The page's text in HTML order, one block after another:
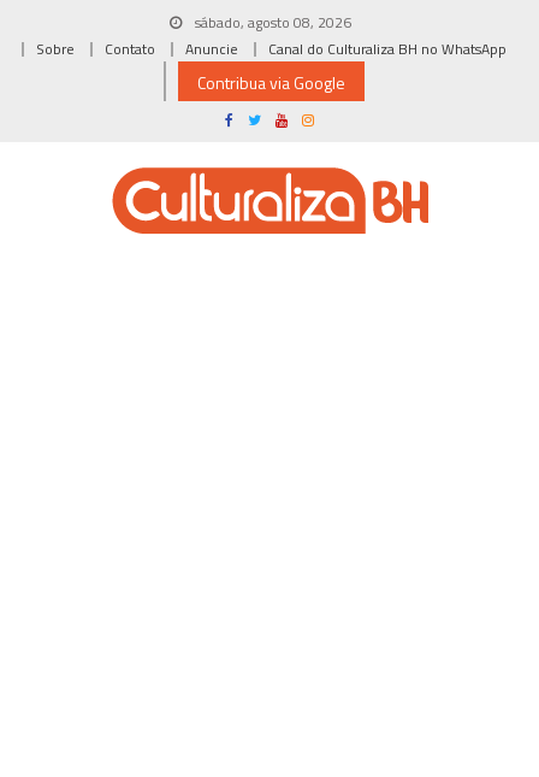
sábado, agosto 08, 2026
Sobre
Contato Anuncie Canal do Culturaliza BH no WhatsApp
Contribua via Google